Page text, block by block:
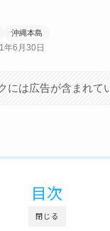
沖縄本島
年6月30日
には広告が含まれて
閉じる
目次